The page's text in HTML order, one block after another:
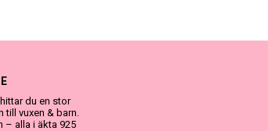
du en stor
till vuxen & barn.
– alla i äkta 925